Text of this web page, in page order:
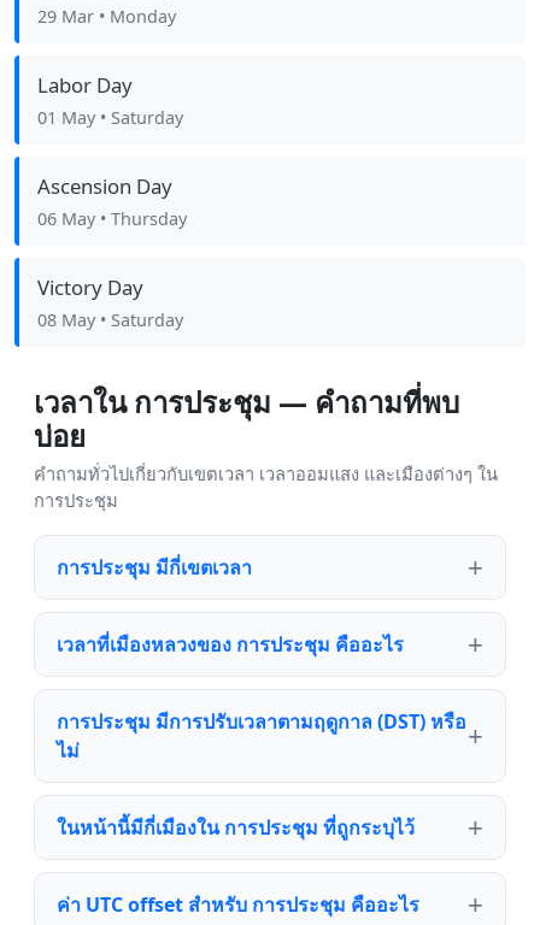
29 Mar • Monday
Labor Day
01 May • Saturday
Ascension Day
06 May • Thursday
Victory Day
08 May • Saturday
เวลาใน การประชุม — คำถามที่พบ
บ่อย
คำถามทั่วไปเกี่ยวกับเขตเวลา เวลาออมแสง และเมืองต่างๆ ใน
การประชุม
การประชุม มีกี่เขตเวลา
เวลาที่เมืองหลวงของ การประชุม คืออะไร
การประชุม มีการปรับเวลาตามฤดูกาล (DST) หรือ
ไม่
ในหน้านี้มีกี่เมืองใน การประชุม ที่ถูกระบุไว้
ค่า UTC offset สำหรับ การประชุม คืออะไร